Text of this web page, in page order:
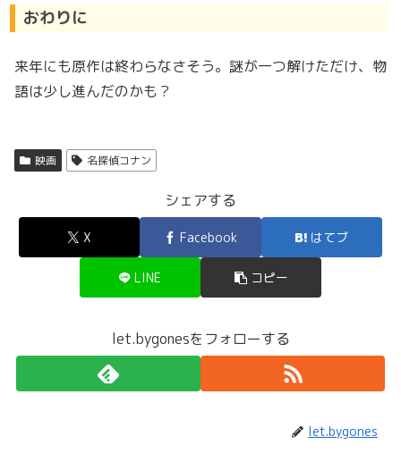
おわりに
来年にも原作は終わらなさそう。謎が一つ解けただけ、物
語は少し進んだのかも？
映画 名探偵コナン
シェアする
X Facebook はてブ
LINE コピー
let.bygonesをフォローする
let.bygones